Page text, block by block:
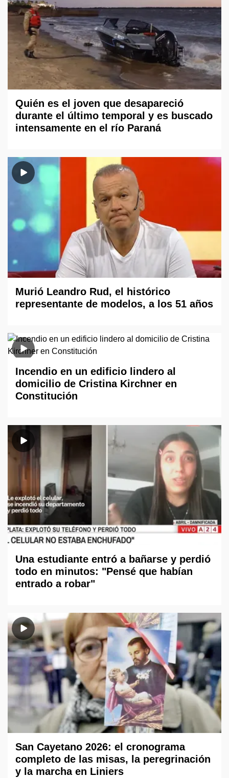
Quién es el joven que desapareció
durante el último temporal y es buscado
intensamente en el río Paraná
Murió Leandro Rud, el histórico
representante de modelos, a los 51 años
Incendio en un edificio lindero al
domicilio de Cristina Kirchner en
Constitución
Una estudiante entró a bañarse y perdió
todo en minutos: "Pensé que habían
entrado a robar"
San Cayetano 2026: el cronograma
completo de las misas, la peregrinación
y la marcha en Liniers